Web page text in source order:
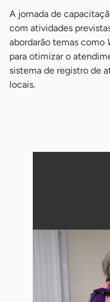
A jornada de
com atividades
abordarão temas como
para otimizar o
sistema de registro de
locais.